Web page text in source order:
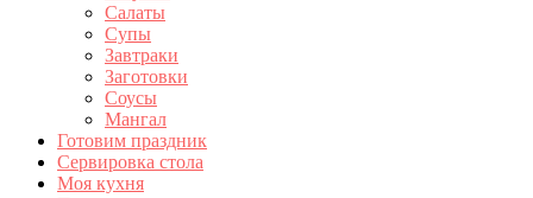
Салаты
Супы
Завтраки
Заготовки
Соусы
Мангал
Готовим праздник
Сервировка стола
Моя кухня